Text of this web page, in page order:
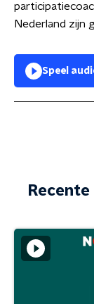
Nederland zijn
Speel